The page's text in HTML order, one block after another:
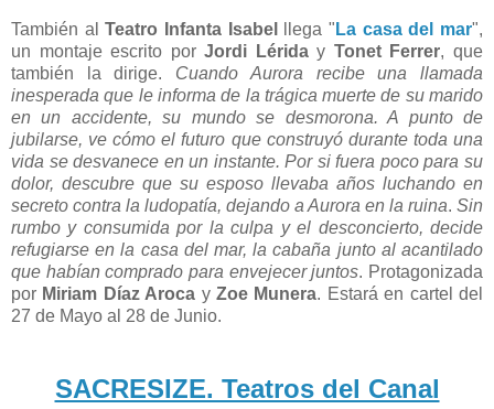
También alTeatro Infanta Isabel llega " La casa del mar",
un montaje escrito porJordi Lériday Tonet Ferrer, que
también la dirige.
Cuando Aurora recibe una llamada
inesperada que le informa de la trágica muerte de su marido
en un accidente, su mundo se desmorona. A punto de
jubilarse, ve cómo el futuro que construyó durante toda una
vida se desvanece en un instante. Por si fuera poco para su
dolor, descubre que su esposo llevaba años luchando en
secreto contra la ludopatía, dejando a Aurora en la ruina. Sin
rumbo y consumida por la culpa y el desconcierto, decide
refugiarse en la casa del mar, la cabaña junto al acantilado
que habían comprado para envejecer juntos. Protagonizada
por Miriam Díaz Aroca yZoe Munera. Estará en cartel del
27 de Mayo al 28 de Junio.
SACRESIZE. Teatros del Canal